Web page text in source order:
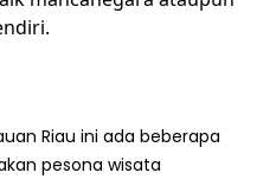
Riau ini ada beberapa
pesona wisata